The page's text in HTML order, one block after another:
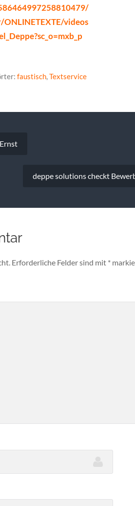
videos
faustisch,Textservice
deppe solutions checkt
Erforderliche Felder sind mit *